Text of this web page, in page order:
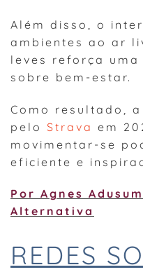
Além disso, o
ambientes ao ar
leves reforça
sobre bem-estar.
Como resultado,
pelo Strava em
movimentar-se
eficiente e
Por Agnes
Alternativa
REDES